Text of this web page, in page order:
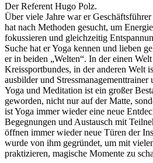
Der Referent Hugo Polz.
Über viele Jahre war er
hat nach Methoden gesucht, um
fokussieren und gleichzeitig
Suche hat er Yoga kennen und lieben
er in beiden „Welten“. In der einen
Kreissportbundes, in der anderen Welt
ausbilder und Stressmanagementtrainer
Yoga und Meditation ist ein großer
geworden, nicht nur auf der Matte,
ist Yoga immer wieder eine neue
Begegnungen und Austausch mit
öffnen immer wieder neue Türen der
wurde von ihm gegründet, um mit
praktizieren, magische Momente zu